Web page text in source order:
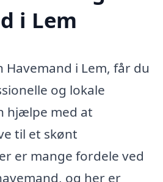
i Lem
i Lem, får du
og lokale
hjælpe med at
til et skønt
er mange fordele ved
og her er